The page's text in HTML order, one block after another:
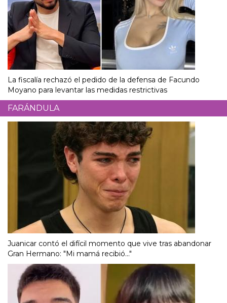
La fiscalía rechazó el pedido de la defensa de Facundo
Moyano para levantar las medidas restrictivas
FARÁNDULA
Juanicar contó el difícil momento que vive tras abandonar
Gran Hermano: "Mi mamá recibió..."